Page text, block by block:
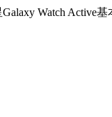
Watch Active